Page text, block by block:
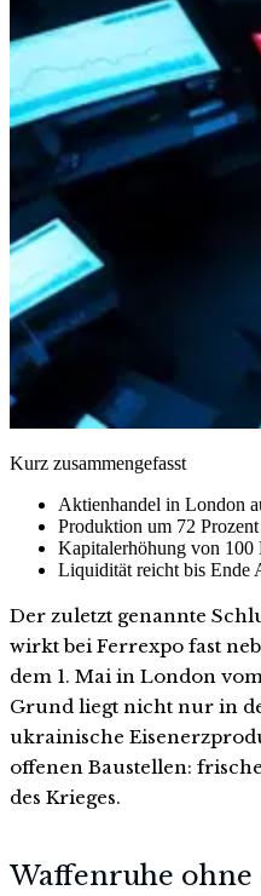
Kurz zusammengefasst
Aktienhandel in London
Produktion um 72
Kapitalerhöhung von
Liquidität reicht bis Ende
Der zuletzt genannte
wirkt bei Ferrexpo fast
dem 1. Mai in London
Grund liegt nicht nur in
ukrainische
offenen Baustellen:
des Krieges.
Waffenruhe